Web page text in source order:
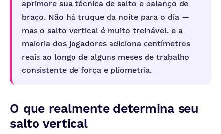
aprimore sua técnica de salto e balanço de
braço. Não há truque da noite para o dia —
mas o salto vertical é muito treinável, e a
maioria dos jogadores adiciona centímetros
reais ao longo de alguns meses de trabalho
consistente de força e pliometria.
O que realmente determina seu
salto vertical